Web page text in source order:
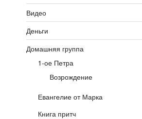
Видео
Деньги
Домашняя группа
1-ое Петра
Возрождение
Евангелие от Марка
Книга притч